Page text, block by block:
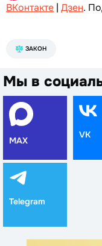
ВКонтакте | Дзен.
ЗАКОН
Мы в
MAX
VK
Telegram